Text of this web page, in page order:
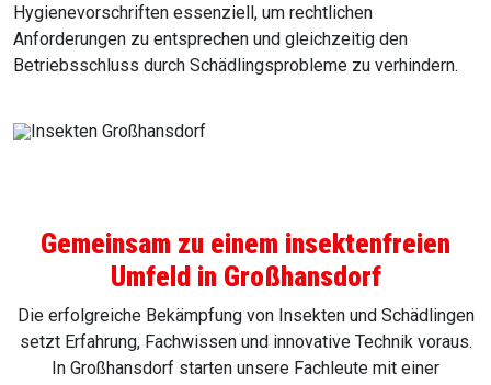
Hygienevorschriften essenziell, um rechtlichen
Anforderungen zu entsprechen und gleichzeitig den
Betriebsschluss durch Schädlingsprobleme zu verhindern.
Gemeinsam zu einem insektenfreien
Umfeld in Großhansdorf
Die erfolgreiche Bekämpfung von Insekten und Schädlingen
setzt Erfahrung, Fachwissen und innovative Technik voraus.
In Großhansdorf starten unsere Fachleute mit einer